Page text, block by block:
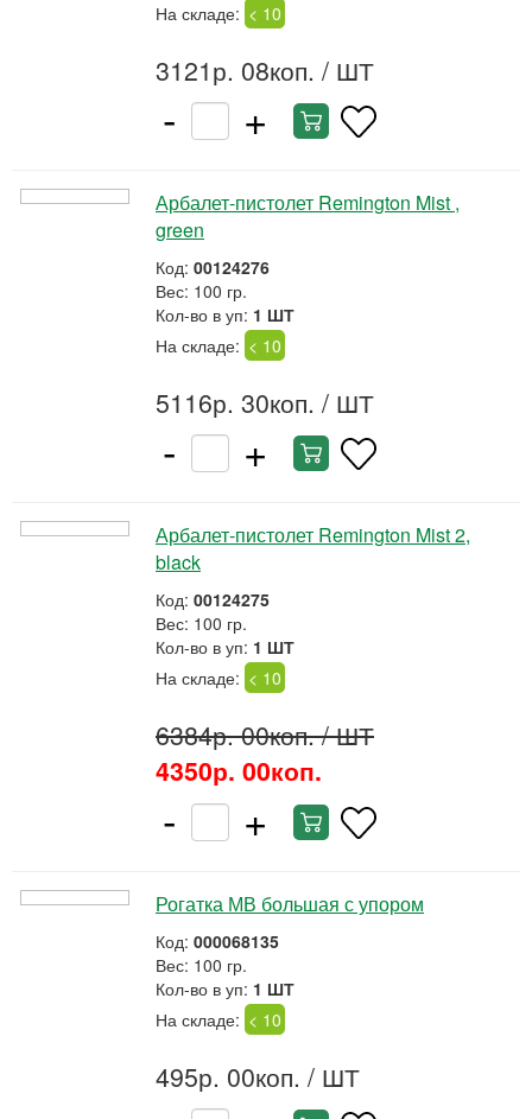
На складе: < 10
3121р. 08коп. / ШТ
- +
Арбалет-пистолет Remington Mist ,
green
Код: 00124276
Вес: 100 гр.
Кол-во в уп: 1 ШТ
На складе: < 10
5116р. 30коп. / ШТ
- +
Арбалет-пистолет Remington Mist 2,
black
Код: 00124275
Вес: 100 гр.
Кол-во в уп: 1 ШТ
На складе: < 10
6384р. 00коп./ ШТ
4350р. 00коп.
- +
Рогатка МВ большая с упором
Код: 000068135
Вес: 100 гр.
Кол-во в уп: 1 ШТ
На складе: < 10
495р. 00коп. / ШТ